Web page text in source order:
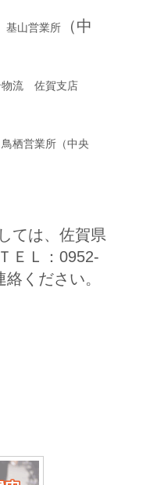
基山営業所
（中
物流 佐賀支店
栖営業所（中央
ては、佐賀県
ＥＬ：0952-
ください。